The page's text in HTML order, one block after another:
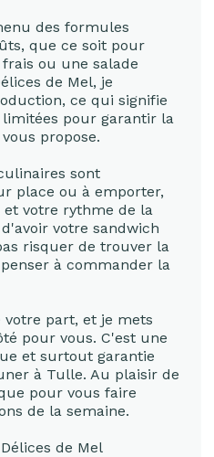
des formules
que ce soit pour
ou une salade
de Mel, je
ce qui signifie
pour garantir la
propose.
sont
place ou à emporter,
votre rythme de la
votre sandwich
risquer de trouver la
à commander la
votre part, et je mets
pour vous. C'est une
et surtout garantie
à Tulle. Au plaisir de
pour vous faire
de la semaine.
de Mel